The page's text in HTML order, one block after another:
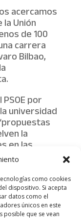
como cookies
dispositivo. Si acepta
datos como el
únicos en este
posible que se vean
acercamos
Unión
de 100
carrera
Bilbao,
por
universidad
la
en las